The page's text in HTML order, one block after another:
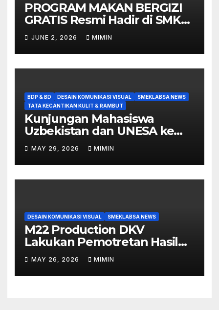
PROGRAM MAKAN BERGIZI
GRATIS Resmi Hadir di SMK
Labschool
JUNE 2, 2026 MIMIN
BDP & BD DESAIN KOMUNIKASI VISUAL
SMEKLABSA NEWS
TATA KECANTIKAN KULIT & RAMBUT
Kunjungan Mahasiswa
Uzbekistan dan UNESA ke
SMK Labschool UNESA 1
MAY 29, 2026 MIMIN
DESAIN KOMUNIKASI VISUAL SMEKLABSA NEWS
M22 Production DKV
Lakukan Pemotretan Hasil
Make Up Tugas Akhir Siswi
TKKR
MAY 26, 2026 MIMIN